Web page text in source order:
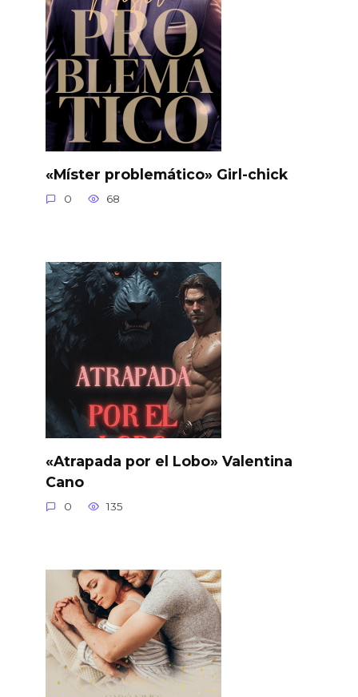
«Míster problemático» Girl-chick
0 68
«Atrapada por el Lobo» Valentina
Cano
0 135